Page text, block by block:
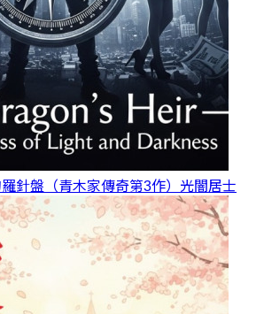
針盤（青木家傳奇第3作） 光闇居士